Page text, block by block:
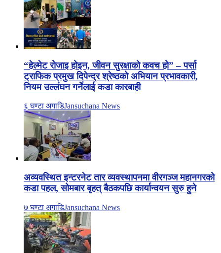
“हेल्मेट रोजाइ होइन, जीवन सुरक्षाको कवच हो” – पर्सा
ट्राफिक प्रमुख दिपेन्द्र श्रेष्ठको अभियान प्रभावकारी,
नियम उल्लंघन गर्नेलाई कडा कारबाही
६ घण्टा अगाडिJansuchana News
अव्यवस्थित इन्टरनेट तार व्यवस्थापनमा वीरगञ्ज महानगरको
कडा पहल, सोमबार बृहत् बैठकपछि कार्यान्वयन सुरु हुने
७ घण्टा अगाडिJansuchana News